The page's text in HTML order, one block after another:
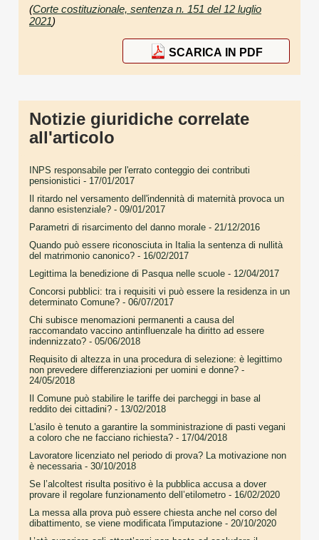
(Corte costituzionale, sentenza n. 151 del 12 luglio
2021)
SCARICA IN PDF
Notizie giuridiche correlate
all'articolo
INPS responsabile per l'errato conteggio dei contributi
pensionistici - 17/01/2017
Il ritardo nel versamento dell'indennità di maternità provoca un
danno esistenziale? - 09/01/2017
Parametri di risarcimento del danno morale - 21/12/2016
Quando può essere riconosciuta in Italia la sentenza di nullità
del matrimonio canonico? - 16/02/2017
Legittima la benedizione di Pasqua nelle scuole - 12/04/2017
Concorsi pubblici: tra i requisiti vi può essere la residenza in un
determinato Comune? - 06/07/2017
Chi subisce menomazioni permanenti a causa del
raccomandato vaccino antinfluenzale ha diritto ad essere
indennizzato? - 05/06/2018
Requisito di altezza in una procedura di selezione: è legittimo
non prevedere differenziazioni per uomini e donne? -
24/05/2018
Il Comune può stabilire le tariffe dei parcheggi in base al
reddito dei cittadini? - 13/02/2018
L'asilo è tenuto a garantire la somministrazione di pasti vegani
a coloro che ne facciano richiesta? - 17/04/2018
Lavoratore licenziato nel periodo di prova? La motivazione non
è necessaria- 30/10/2018
Se l’alcoltest risulta positivo è la pubblica accusa a dover
provare il regolare funzionamento dell’etilometro - 16/02/2020
La messa alla prova può essere chiesta anche nel corso del
dibattimento, se viene modificata l'imputazione - 20/10/2020